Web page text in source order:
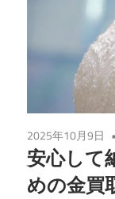
2025年10月9日
安心して
めの金買